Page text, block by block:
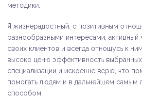
методики.
Я жизнерадостный, с позитивным
разнообразными интересами,
своих клиентов и всегда отношусь к
высоко ценю эффективность
специализации и искренне верю, что
помогать людям и в дальнейшем
способом.